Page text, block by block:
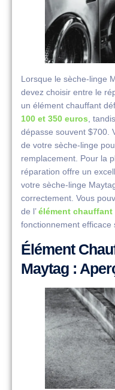
Lorsque le sèche-linge
devez choisir entre le
un élément chauffant
100 et 350 euros ,
dépasse souvent $700.
de votre sèche-linge
remplacement. Pour la
réparation offre un
votre sèche-linge
correctement. Vous
de l’élément
fonctionnement efficace
Élément
Maytag :